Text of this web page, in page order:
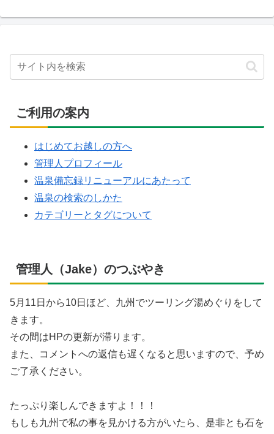
ご利用の案内
はじめてお越しの方へ
管理人プロフィール
温泉備忘録リニューアルにあたって
温泉の検索のしかた
カテゴリーとタグについて
管理人（Jake）のつぶやき
5月11日から10日ほど、九州でツーリング湯めぐりをして
きます。
その間はHPの更新が滞ります。
また、コメントへの返信も遅くなると思いますので、予め
ご了承ください。
たっぷり楽しんできますよ！！！
もしも九州で私の事を見かける方がいたら、是非とも石を